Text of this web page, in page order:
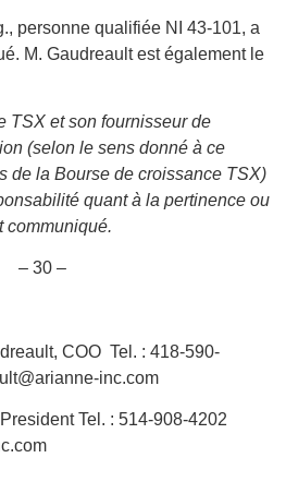
personne qualifiée NI 43-101, a
M. Gaudreault est également le
TSX et son fournisseur de
(selon le sens donné à ce
de la Bourse de croissance TSX)
quant à la pertinence ou
communiqué.
– 30 –
COO Tel. : 418-590-
inc.com
Tel. : 514-908-4202